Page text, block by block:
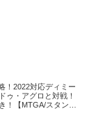
！2022対応ディミー
ゥ・アグロと対戦！
！【MTGA/スタンダ